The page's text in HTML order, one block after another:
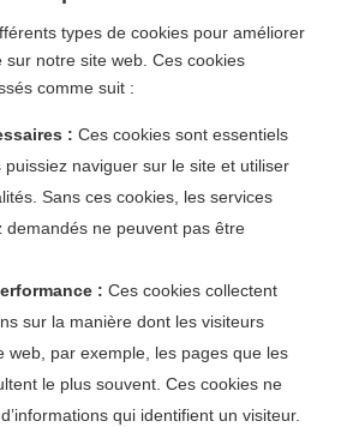
types de cookies pour améliorer
sur notre site web. Ces cookies
comme suit :
: Ces cookies sont essentiels
puissiez naviguer sur le site et utiliser
Sans ces cookies, les services
demandés ne peuvent pas être
: Ces cookies collectent
sur la manière dont les visiteurs
web, par exemple, les pages que les
le plus souvent. Ces cookies ne
qui identifient un visiteur.